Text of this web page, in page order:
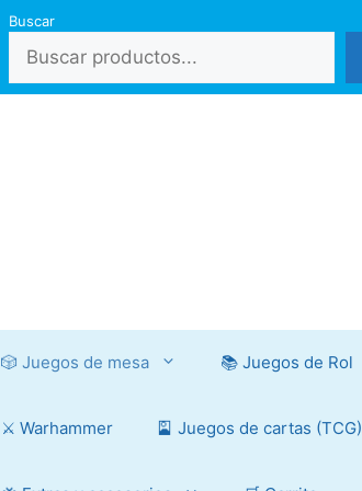
Buscar
🎲 Juegos de mesa 📚 Juegos de Rol
⚔️ Warhammer 🎴 Juegos de cartas (TCG)